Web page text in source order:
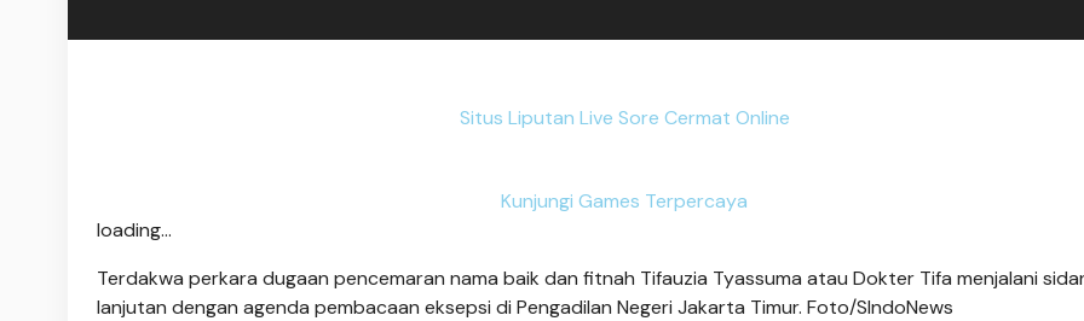
Situs Liputan Live Sore Cermat Online
Kunjungi Games Terpercaya
loading...
Terdakwa perkara dugaan pencemaran nama baik dan fitnah Tifauzia Tyassuma atau Dokter Tifa menjalani
lanjutan dengan agenda pembacaan eksepsi di Pengadilan Negeri Jakarta Timur. Foto/SIndoNews